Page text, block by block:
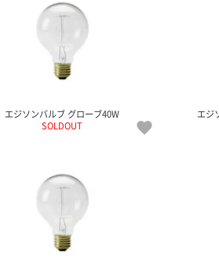
エジソンバルブ グローブ40W
SOLDOUT
エジ